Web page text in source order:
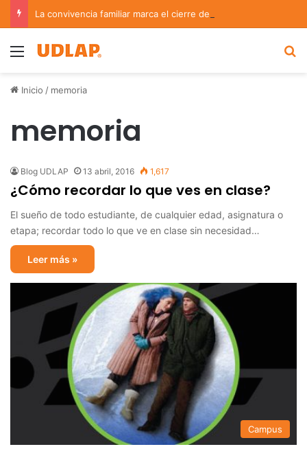
Menu
Inicio / memoria
memoria
Blog UDLAP 13 abril, 2016 1,617
¿Cómo recordar lo que ves en clase?
El sueño de todo estudiante, de cualquier edad, asignatura o
etapa; recordar todo lo que ve en clase sin necesidad…
Leer más »
Campus